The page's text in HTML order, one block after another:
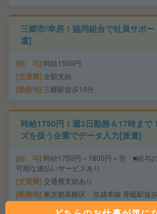
三郷市/幸房！協同組合で社員サポ
遣]
給 与 時給1550円
交通費 全額支給
勤務地 三郷駅徒歩10分
時給1750円！週3日勤務＆17時まで
ズを扱う企業でデータ入力[派遣]
給 与 時給1750円～1800円＋交 ■給与
可能な速払いサービスあり
交通費 交通費支給あり
勤務地 東京都葛飾区 京成本線 青砥駅徒